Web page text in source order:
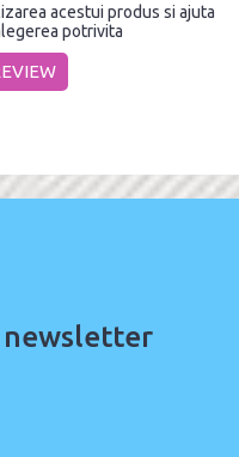
acestui produs si ajuta
potrivita
newsletter